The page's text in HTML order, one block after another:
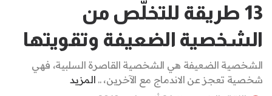
13 طريقة للتخلّص من
الشخصية الضعيفة وتقويتها
الشخصية الضعيفة هي الشخصية القاصرة السلبية، فهي
شخصية تعجز عن الاندماج مع الآخرين، .. المزيد